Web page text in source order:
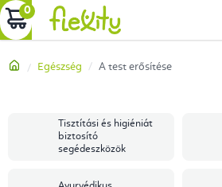
Ugrás
a
tartalomhoz
KOSÁR
Kezdőlap
Egészség A test erősítése
Tisztítási és higiéniát
biztosító
segédeszközök